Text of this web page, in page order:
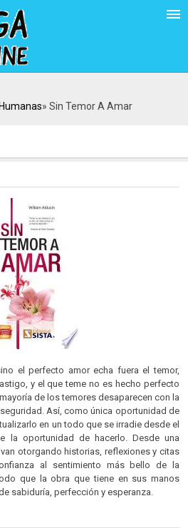
Sin Temor A Amar
el perfecto amor echa fuera el temor,
y el que teme no es hecho perfecto
de los temores desaparecen con la
Así, como única oportunidad de
en un todo que se irradie desde el
la oportunidad de hacerlo. Desde una
otorgando historias, reflexiones y citas
al sentimiento más bello de la
que la obra que tiene en sus manos
sabiduría, perfección y esperanza.